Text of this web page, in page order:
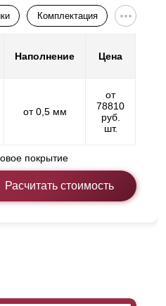
Комплектация
Наполнение Цена
от 0,5 мм
от
78810
руб.
шт.
покрытие
Расчитать стоимость